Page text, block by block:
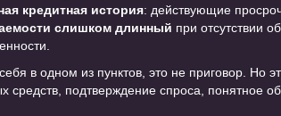
кредитная история: действующие
слишком длинный при отсутствии
в одном из пунктов, это не приговор. Но
средств, подтверждение спроса, понятное